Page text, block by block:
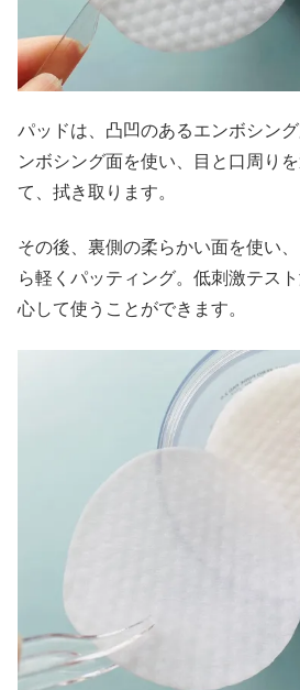
パッドは、凸凹のあるエンボシン
ンボシング面を使い、目と口周り
て、拭き取ります。
その後、裏側の柔らかい面を使い
ら軽くパッティング。低刺激テス
心して使うことができます。